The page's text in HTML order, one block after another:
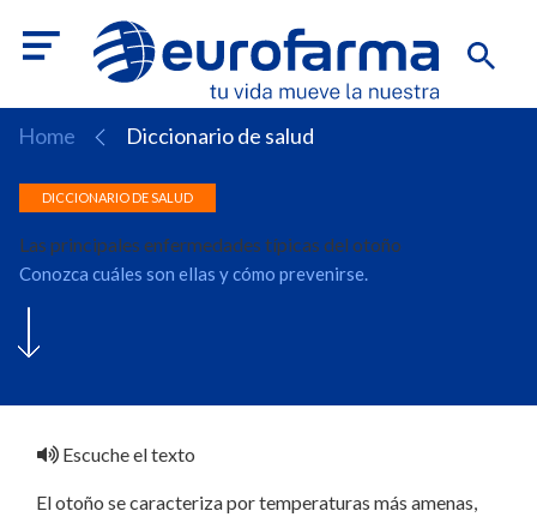
Home Diccionario de salud
Las principales enfermedades típicas del otoño
Conozca cuáles son ellas y cómo prevenirse.
Escuche el texto
El otoño se caracteriza por temperaturas más amenas,